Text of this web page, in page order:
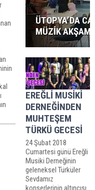
ÜTOPYA’DA
MÜZİK
EREĞLİ MUSİKİ
DERNEĞİNDEN
MUHTEŞEM
TÜRKÜ GECESİ
24 Şubat 2018
Cumartesi günü Ereğli
Musiki Derneğinin
geleneksel Türküler
Sevdamız
konserlerinin altıncısı